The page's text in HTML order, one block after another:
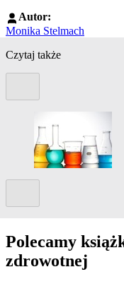
Autor:
Monika Stelmach
Czytaj także
Polecamy
zdrowotnej